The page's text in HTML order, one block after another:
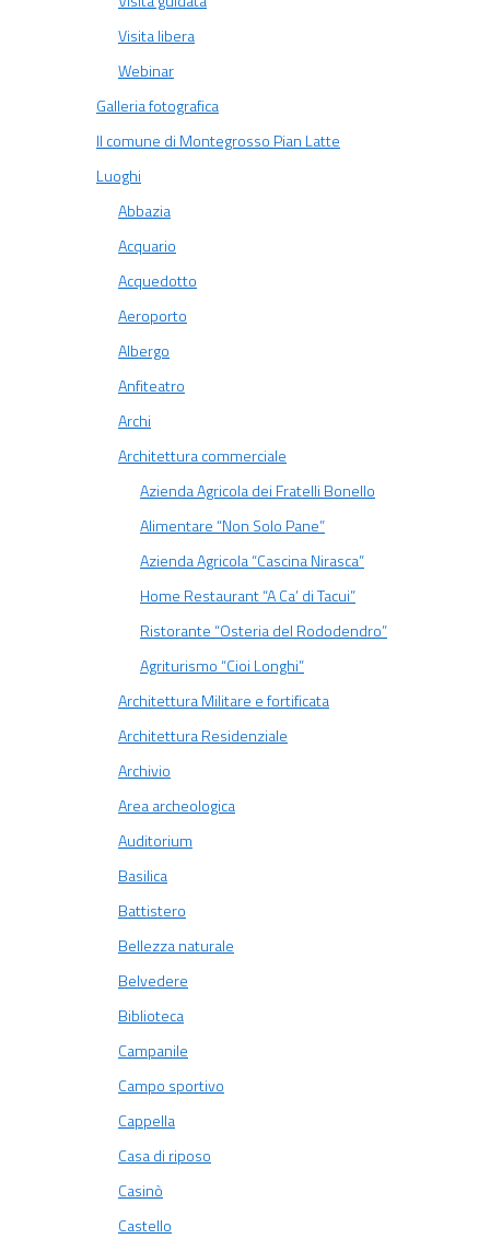
Visita libera
Webinar
Galleria fotografica
Il comune di Montegrosso Pian Latte
Luoghi
Abbazia
Acquario
Acquedotto
Aeroporto
Albergo
Anfiteatro
Archi
Architettura commerciale
Azienda Agricola dei Fratelli Bonello
Alimentare “Non Solo Pane”
Azienda Agricola “Cascina Nirasca”
Home Restaurant “A Ca’ di Tacui”
Ristorante “Osteria del Rododendro”
Agriturismo “Cioi Longhi”
Architettura Militare e fortificata
Architettura Residenziale
Archivio
Area archeologica
Auditorium
Basilica
Battistero
Bellezza naturale
Belvedere
Biblioteca
Campanile
Campo sportivo
Cappella
Casa di riposo
Casinò
Castello